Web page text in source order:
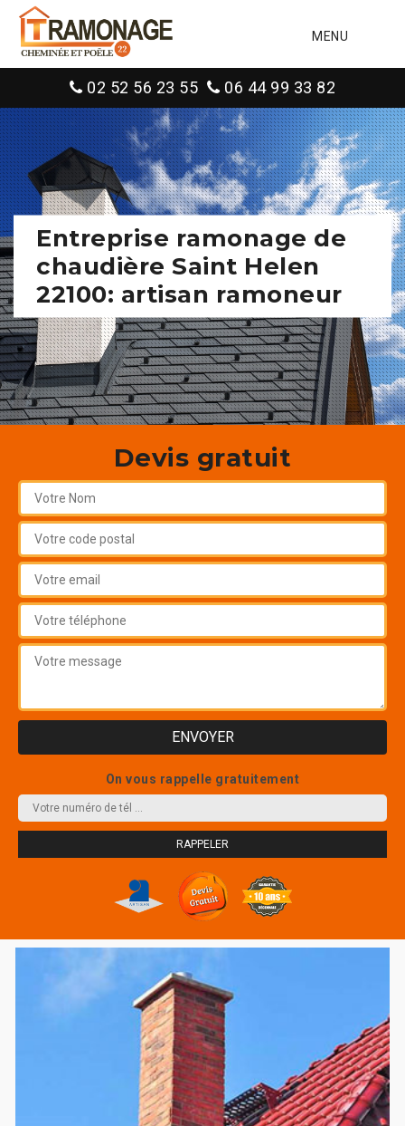
MENU
02 52 56 23 55 06 44 99 33 82
Entreprise ramonage de
chaudière Saint Helen
22100: artisan ramoneur
Devis gratuit
On vous rappelle gratuitement